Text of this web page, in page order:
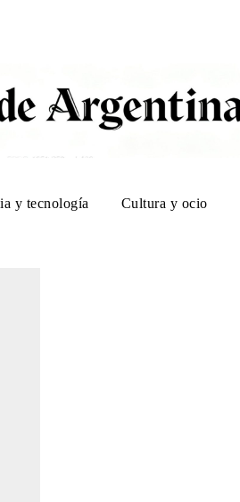
y tecnología Cultura y ocio